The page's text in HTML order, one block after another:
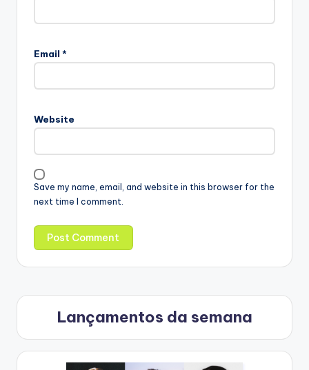
Email *
Website
Save my name, email, and website in this browser for the
next time I comment.
Lançamentos da semana